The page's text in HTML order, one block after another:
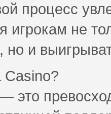
процесс
игрокам не
но и
Casino?
это